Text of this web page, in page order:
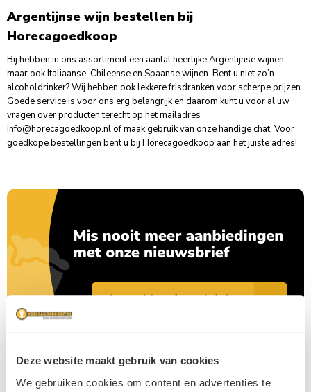
Deze website maakt gebruik van cookies
We gebruiken cookies om content en advertenties te
Argentijnse wijn bestellen bij
Horecagoedkoop
Bij hebben in ons assortiment een aantal heerlijke Argentijnse wijnen,
maar ookItaliaanse, Chileenseen Spaanse wijnen. Bent u niet zo’n
alcoholdrinker? Wij hebben ook lekkere frisdranken voor scherpe prijzen.
Goede service is voor ons erg belangrijk en daarom kunt u voor al uw
vragen over producten terecht op het mailadres
info@horecagoedkoop.nlof maak gebruik van onze handige chat. Voor
goedkope bestellingen bent u bij Horecagoedkoop aan het juiste adres!